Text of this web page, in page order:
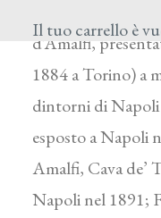
Il tuo carrello è
d’Amalfi,
1884 a Torino) a
dintorni di Napoli
esposto a Napoli
Amalfi, Cava de’
Napoli nel 1891;